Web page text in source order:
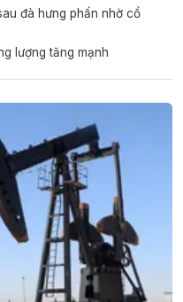
đà hưng phấn nhờ cổ
lượng tăng mạnh